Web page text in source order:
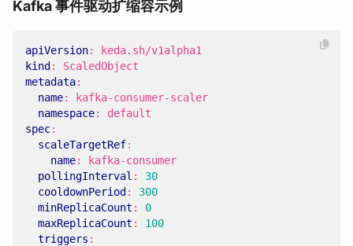
Kafka 事件驱动扩缩容示例
apiVersion:
keda.sh/v1alpha1
kind :
ScaledObject
metadata:
name:
kafka-consumer-scaler
namespace:
default
spec:
scaleTargetRef:
name:
kafka-consumer
pollingInterval :
30
cooldownPeriod :
300
minReplicaCount :
0
maxReplicaCount :
100
triggers :